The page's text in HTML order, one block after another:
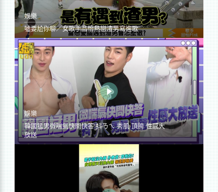
娛樂
噓要尬你聊／女歌手品怡熱戀渣男寫進歌
娛樂
韓國猛男微喘氣快問快答 抖ㄋㄟ 秀肌 頂胯 性感大
放送